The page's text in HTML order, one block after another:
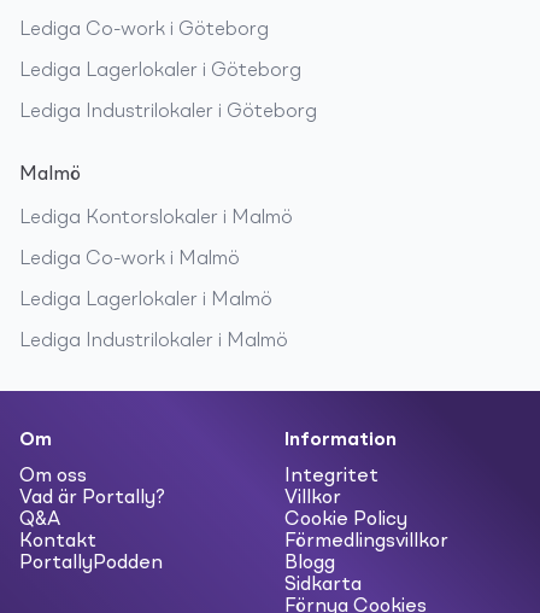
Lediga Co-work i Göteborg
Lediga Lagerlokaler i Göteborg
Lediga Industrilokaler i Göteborg
Malmö
Lediga Kontorslokaler i Malmö
Lediga Co-work i Malmö
Lediga Lagerlokaler i Malmö
Lediga Industrilokaler i Malmö
Om
Om oss
Vad är Portally?
Q&A
Kontakt
PortallyPodden
Information
Integritet
Villkor
Cookie Policy
Förmedlingsvillkor
Blogg
Sidkarta
Förnya Cookies